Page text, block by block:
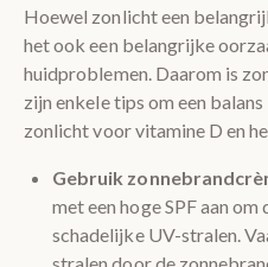
Hoewel zonlicht een
het ook een belangrijke
huidproblemen. Daarom is
zijn enkele tips om een
zonlicht voor vitamine D en
Gebruik
met een hoge SPF aan
schadelijke UV-stralen.
stralen door de